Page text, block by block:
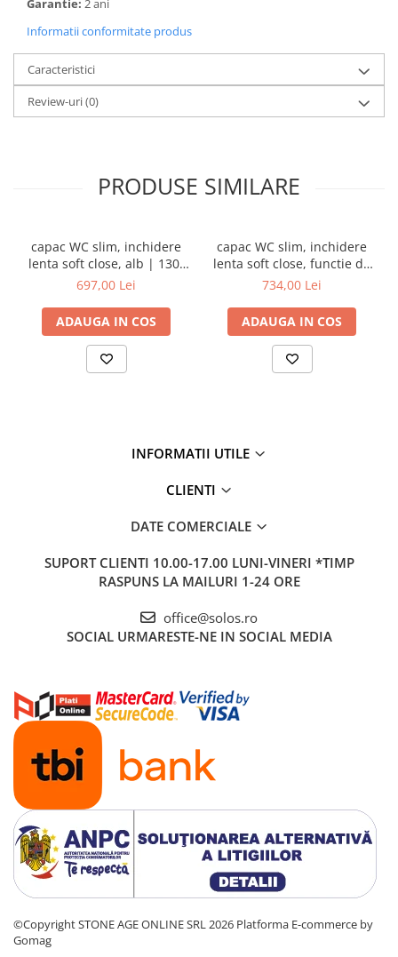
Garantie: 2 ani
Informatii conformitate produs
Caracteristici
Review-uri(0)
PRODUSE SIMILARE
capac WC slim, inchidere
lenta soft close, alb | 130-
003-009
697,00 Lei
ADAUGA IN COS
capac WC slim, inchidere
lenta soft close, functie de
eliberare rapida, alb | 130-
734,00 Lei
ADAUGA IN COS
INFORMATII UTILE
CLIENTI
DATE COMERCIALE
SUPORT CLIENTI 10.00-17.00 LUNI-VINERI *TIMP
RASPUNS LA MAILURI 1-24 ORE
office@solos.ro
SOCIAL URMARESTE-NE IN SOCIAL MEDIA
©Copyright STONE AGE ONLINE SRL 2026 Platforma E-commerce by
Gomag